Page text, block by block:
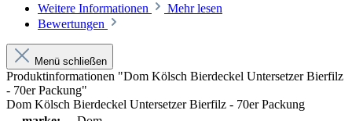
Weitere Informationen
Mehr lesen
Bewertungen
Menü schließen
Produktinformationen "Dom Kölsch Bierdeckel Untersetzer Bierfilz
- 70er Packung"
Dom Kölsch Bierdeckel Untersetzer Bierfilz - 70er Packung